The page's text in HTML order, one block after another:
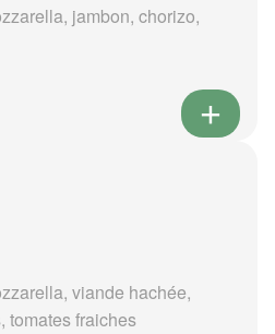
jambon, chorizo,
viande hachée,
tomates fraiches